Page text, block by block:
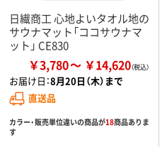
日繊商工 心地よいタオル地の
サウナマット「ココサウナマ
ット」 CE830
￥3,780 ￥14,620
お届け日：8月20日（木）まで
直送品
カラー・販売単位違いの商品が18商品ありま
す